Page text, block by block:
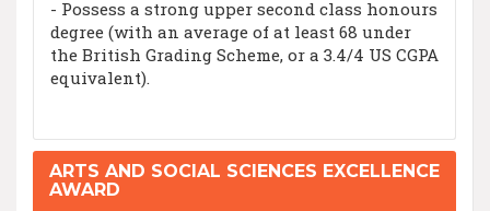
- Possess a strong upper second class honours
degree (with an average of at least 68 under
the British Grading Scheme, or a 3.4/4 US CGPA
equivalent).
ARTS AND SOCIAL SCIENCES EXCELLENCE
AWARD